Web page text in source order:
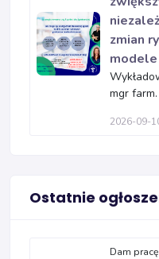
zmian
mgr
2026-09-
Ostatnie
Dam pracę